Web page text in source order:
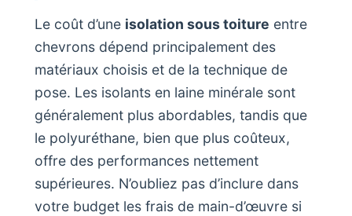
Le coût d’une isolation sous toiture entre
chevrons dépend principalement des
matériaux choisis et de la technique de
pose. Les isolants en laine minérale sont
généralement plus abordables, tandis que
le polyuréthane, bien que plus coûteux,
offre des performances nettement
supérieures. N’oubliez pas d’inclure dans
votre budget les frais de main-d’œuvre si